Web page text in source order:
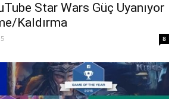
Star Wars Güç Uyanıyor
Kaldırma
8